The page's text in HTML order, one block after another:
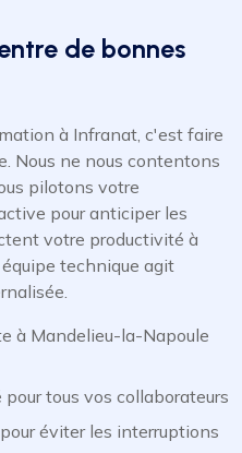
de bonnes
à Infranat, c'est faire
Nous ne nous contentons
pilotons votre
pour anticiper les
votre productivité à
technique agit
à Mandelieu-la-Napoule
tous vos collaborateurs
éviter les interruptions